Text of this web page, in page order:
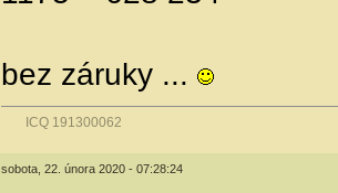
bez záruky ...
ICQ 191300062
sobota, 22. února 2020 - 07:28:24